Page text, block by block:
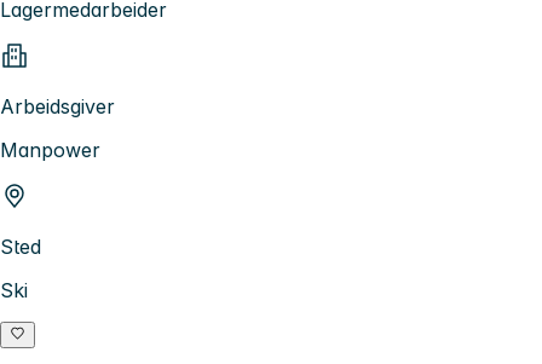
Lagermedarbeider
Arbeidsgiver
Manpower
Sted
Ski